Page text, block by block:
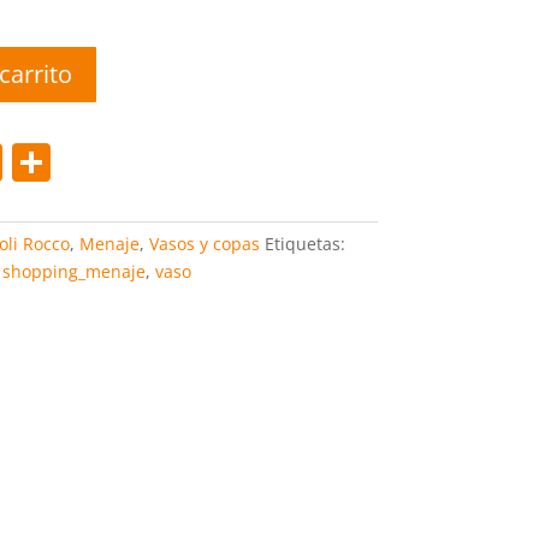
Pi
er
e
C
m
p
Rocco, Menaje, Vasos y copas Etiquetas:
shopping_menaje, vaso